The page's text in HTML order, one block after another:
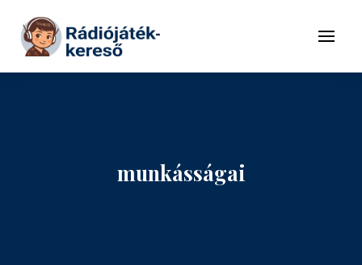
Tovább a tartalomhoz
Menü
munkásságai